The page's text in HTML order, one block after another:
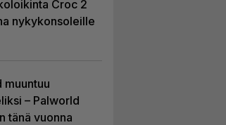
Croc 2
nykykonsoleille
muuntuu
– Palworld
tänä vuonna